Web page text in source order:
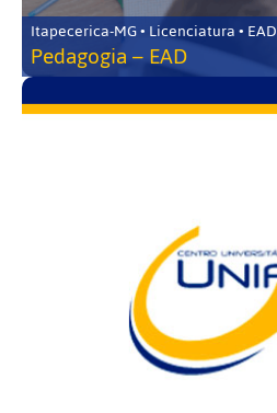
Itapecerica-MG • Licenciatura • EAD
Pedagogia – EAD